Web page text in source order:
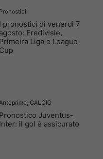
Pronostici
I pronostici di venerdì 7
agosto: Eredivisie,
Primeira Liga e League
Cup
, CALCIO
Pronostico Juventus-
Inter: il gol è assicurato